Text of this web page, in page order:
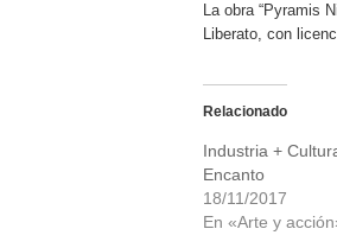
La obra “Pyramis
Liberato, con
Relacionado
Industria +
Encanto
18/11/2017
En «Arte y